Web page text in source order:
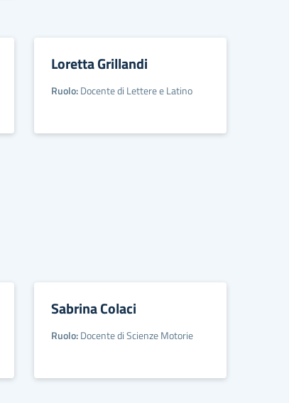
Loretta Grillandi
Ruolo:Docente di Lettere e Latino
Sabrina Colaci
Ruolo:Docente di Scienze Motorie